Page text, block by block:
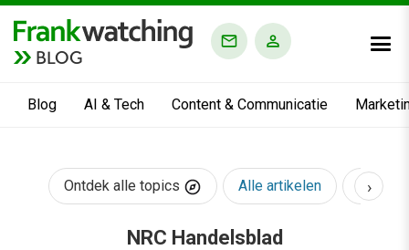
BLOG
Blog AI & Tech Content & Communicatie
Ontdek alle topics Alle artikelen AI &
›
NRC Handelsblad